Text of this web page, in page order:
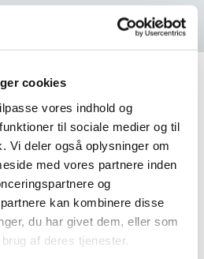
cookies
vores indhold og
til sociale medier og til
Vi deler også oplysninger om
med vores partnere inden
og
kan kombinere disse
du har givet dem, eller som
af deres tjenester.
fra vores
anmeldelser påGoogle
Facebook.